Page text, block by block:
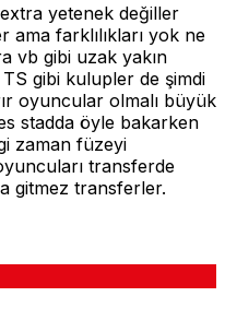
yetenek değiller
ama farklılıkları yok ne
vb gibi uzak yakın
gibi kulupler de şimdi
oyuncular olmalı büyük
stadda öyle bakarken
zaman füzeyi
transferde
gitmez transferler.